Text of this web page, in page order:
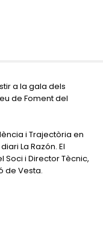
a la gala dels
de Foment del
i Trajectòria en
La Razón. El
i Director Tècnic,
de Vesta.